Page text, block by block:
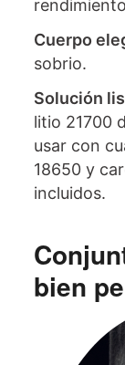
Cuerpo
sobrio.
Solución
litio 21700
usar con
18650 y
incluidos.
bien